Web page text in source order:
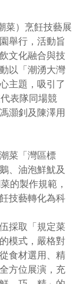
菜）烹飪技藝展
舉行，活動旨
文化融合與技
以「潮湧大灣
主題，吸引了
表隊同場競
灝釗及陳澤用
菜「灣區標
、油泡鮮魷及
的製作規範，
技藝轉化為科
採取「規定菜
模式，嚴格對
食材選用、精
方位展演，充